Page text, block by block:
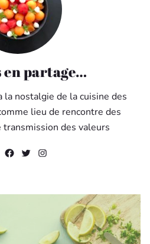
en partage…
la nostalgie de la cuisine des
lieu de rencontre des
des valeurs
Facebook
Twitter
Instagram